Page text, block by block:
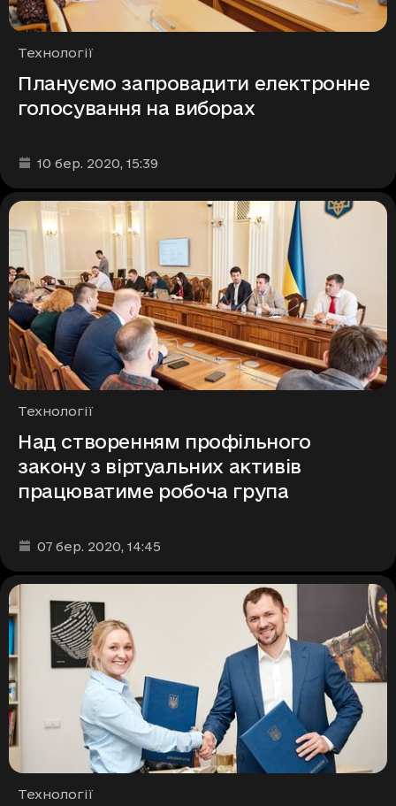
Рубрики
Технології
Плануємо запровадити електронне
голосування на виборах
Дата та час публікації
10 бер. 2020, 15:39
Рубрики
Технології
Над створенням профільного
закону з віртуальних активів
працюватиме робоча група
Дата та час публікації
07 бер. 2020, 14:45
Рубрики
Технології